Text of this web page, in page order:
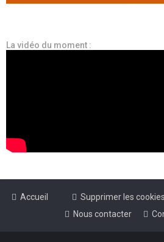
La vidéo du moment :
Accueil
Supprimer les cookies
Nous contacter